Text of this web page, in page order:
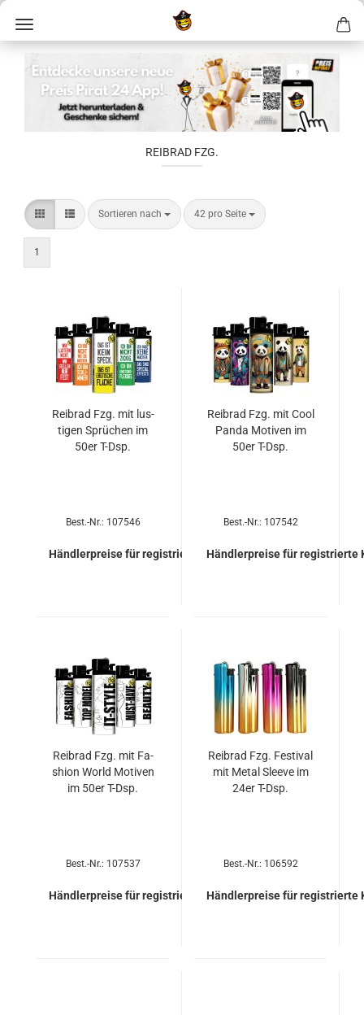
REIBRAD FZG.
Sortieren nach 42 pro Seite
1
Reib­rad Fzg. mit lus­
ti­gen Sprü­chen im
50er T-Dsp.
Best.-Nr.: 107546
Händlerpreise für registrierte Kunden
Reib­rad Fzg. mit Cool
Panda Mo­ti­ven im
50er T-Dsp.
Best.-Nr.: 107542
Händlerpreise für registrierte
Reib­rad Fzg. mit Fa­
shion World Mo­ti­ven
im 50er T-Dsp.
Best.-Nr.: 107537
Händlerpreise für registrierte Kunden
Reib­rad Fzg. Fes­ti­val
mit Metal Slee­ve im
24er T-Dsp.
Best.-Nr.: 106592
Händlerpreise für registrierte